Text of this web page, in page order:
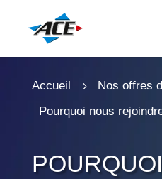
Accueil 5 Nos offres
Pourquoi nous